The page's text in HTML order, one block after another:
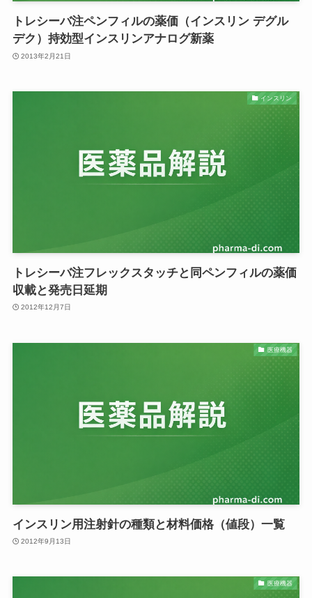
トレシーバ注ペンフィルの薬価（インスリン デグル
デク）持効型インスリンアナログ新薬
2013年2月21日
インスリン
トレシーバ注フレックスタッチと同ペンフィルの薬価
収載と発売日延期
2012年12月7日
医療機器
インスリン用注射針の種類と材料価格（値段）一覧
2012年9月13日
医療機器